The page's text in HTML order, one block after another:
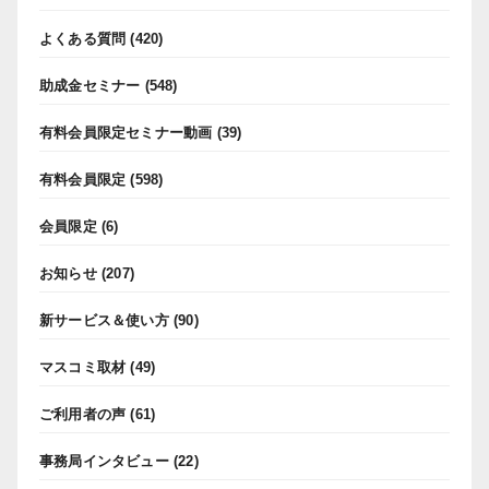
よくある質問 (420)
助成金セミナー (548)
有料会員限定セミナー動画 (39)
有料会員限定 (598)
会員限定 (6)
お知らせ(207)
新サービス＆使い方(90)
マスコミ取材 (49)
ご利用者の声 (61)
事務局インタビュー(22)